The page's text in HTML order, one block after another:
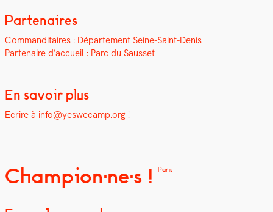
Partenaires
Com­man­di­taires : Départe­ment Seine-Saint-Denis
Parte­naire d’accueil : Parc du Saus­set
En savoir plus
Ecrire à info@yeswecamp.org !
Champion·ne·s ! Paris